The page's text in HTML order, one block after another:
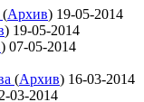
(Архив) 19-05-2014
) 19-05-2014
) 07-05-2014
(Архив) 16-03-2014
03-2014